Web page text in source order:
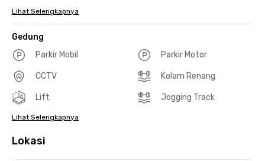
Lihat Selengkapnya
Gedung
Parkir Mobil
Parkir Motor
CCTV Kolam Renang
Lift Jogging Track
Lihat Selengkapnya
Lokasi